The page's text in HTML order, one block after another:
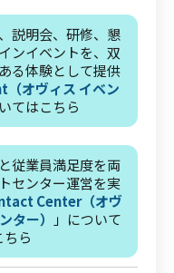
説明会、研修、懇
ンイベントを、双
る体験として提供
オヴィス イベン
てはこちら
従業員満足度を両
センター運営を実
Center（オヴ
ター）
」について
ちら